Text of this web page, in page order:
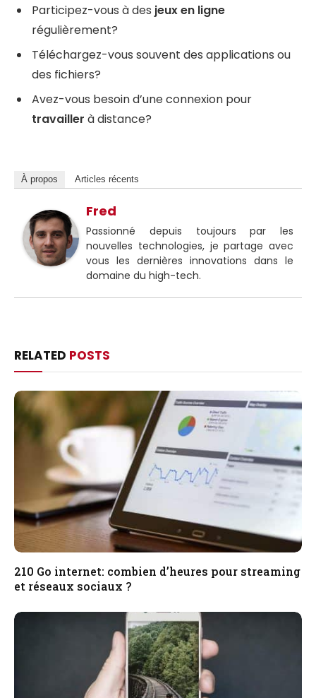
Participez-vous à des jeux en ligne
régulièrement?
Téléchargez-vous souvent des applications ou
des fichiers?
Avez-vous besoin d’une connexion pour
travailler à distance?
À propos Articles récents
Fred
Passionné depuis toujours par les
nouvelles technologies, je partage avec
vous les dernières innovations dans le
domaine du high-tech.
RELATED POSTS
210 Go internet: combien d’heures pour streaming
et réseaux sociaux ?